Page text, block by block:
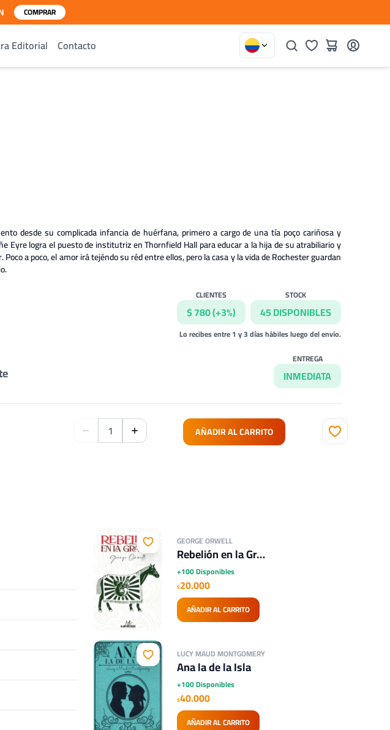
COMPRAR
Editorial Contacto
desde su complicada infancia de huérfana, primero a cargo de una tía poço cariñosa y
Eyre logra el puesto de institutriz en Thornfield Hall para educar a la hija de su atrabiliario y
a poco, el amor irá tejéndo su réd entre ellos, pero la casa y la vida de Rochester guardan
CLIENTES
$ 780 (+3%)
STOCK
45 DISPONIBLES
Lo recibes entre 1 y 3 días hábiles luego del envío.
ENTREGA
INMEDIATA
AÑADIR AL CARRITO
GEORGE ORWELL
Rebelión en la Granja - Lite
+100 Disponibles
$20.000
AÑADIR AL CARRITO
LUCY MAUD MONTGOMERY
Ana la de la Isla
+100 Disponibles
$40.000
AÑADIR AL CARRITO